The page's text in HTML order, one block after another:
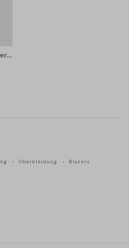
Grüne Weste aus dehnbarer Leinen-Viscose-Mischung, regular fit
Oberkleidung Blazers